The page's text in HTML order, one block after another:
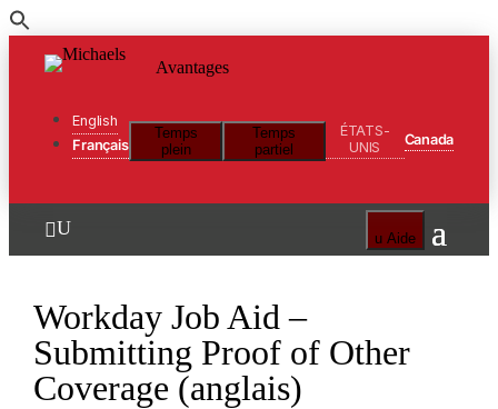
Avantages
English
Français
Temps
plein
Temps
partiel
ÉTATS-
UNIS
Canada
u Aide
U
Workday Job Aid –
Submitting Proof of Other
Coverage (anglais)